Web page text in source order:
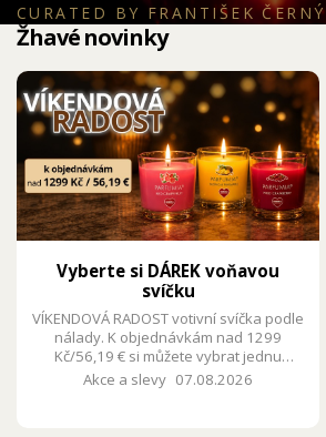
CURATED BY FRANTIŠEK ČERNÝ
Žhavé novinky
Vyberte si DÁREK voňavou
svíčku
VÍKENDOVÁ RADOST votivní svíčka podle
nálady. K objednávkám nad 1299
Kč/56,19 € si můžete vybrat jednu
voňavou svíčku ze tří různých
parfemací.
Akce a slevy 07.08.2026